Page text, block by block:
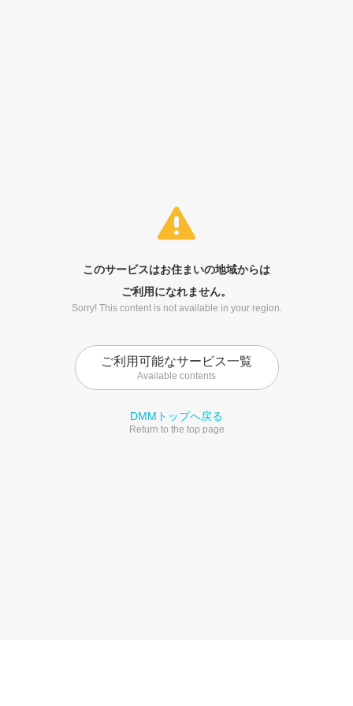
このサービスはお住まいの地域からは
ご利用になれません。
Sorry! This content is not available in your region.
ご利用可能なサービス一覧
Available contents
DMMトップへ戻る
Return to the top page